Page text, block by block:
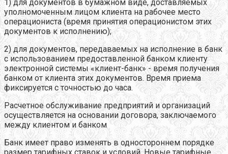
1) для документов в бумажном виде, доставляемых
уполномоченным лицом клиента на рабочее место
операциониста (время принятия операционистом этих
документов к исполнению);
2) для документов, передаваемых на исполнение в банк
с использованием предоставленной банком клиенту
электронной системы «клиент-банк» - время получения
банком от клиента этих документов. Время приема
фиксируется с точностью до часа.
Расчетное обслуживание предприятий и организаций
осуществляется на основании договора, заключаемого
между клиентом и банком
Банк имеет право изменять в одностороннем порядке